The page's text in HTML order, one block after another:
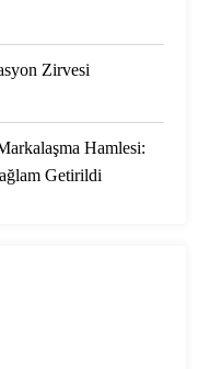
Zirvesi
Hamlesi:
Getirildi